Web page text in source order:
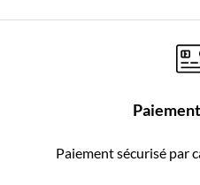
Paiement sécurisé par